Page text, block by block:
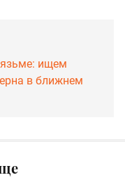
ищем
в ближнем